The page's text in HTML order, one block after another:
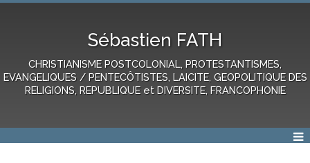
Sébastien FATH
CHRISTIANISME POSTCOLONIAL, PROTESTANTISMES,
EVANGELIQUES / PENTECÔTISTES, LAICITE, GEOPOLITIQUE DES
RELIGIONS, REPUBLIQUE et DIVERSITE, FRANCOPHONIE